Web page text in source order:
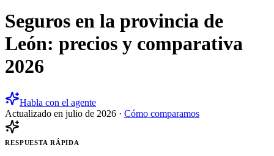
Seguros en la provincia de
León: precios y comparativa
2026
Habla con el agente
Actualizado en julio de 2026 · Cómo comparamos
RESPUESTA RÁPIDA